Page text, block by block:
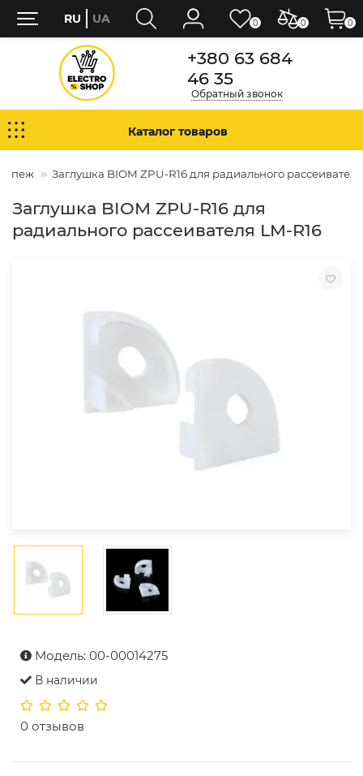
+380 63 684
46 35
Обратный звонок
Каталог товаров
Заглушка BIOM ZPU-R16 для радиального
Заглушка BIOM ZPU-R16 для
радиального рассеивателя LM-R16
Модель: 00-00014275
В наличии
0 отзывов
0 0
RU UA 0